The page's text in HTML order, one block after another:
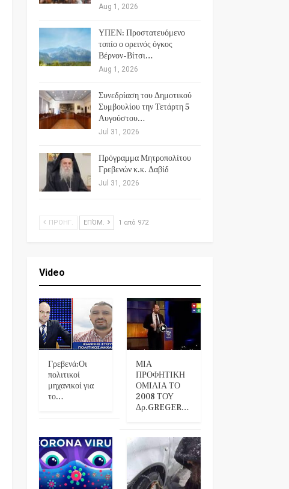
Aug 1, 2026
ΥΠΕΝ: Προστατευόμενο
τοπίο ο ορεινός όγκος
Βέρνον-Βίτσι…
Aug 1, 2026
Συνεδρίαση του Δημοτικού
Συμβουλίου την Τετάρτη 5
Αυγούστου…
Jul 31, 2026
Πρόγραμμα Μητροπολίτου
Γρεβενών κ.κ. Δαβίδ
Jul 31, 2026
ΠΡΟΗΓ. ΕΠΌΜ. 1 από 972
Video
Γρεβενά:Οι
πολιτικοί
μηχανικοί για
το…
ΜΙΑ
ΠΡΟΦΗΤΙΚΗ
ΟΜΙΛΙΑ ΤΟ
2008 ΤΟΥ
Δρ.GREGER…